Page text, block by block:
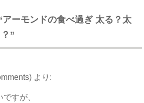
ーモンドの食べ過ぎ 太る？太
”
より:
すが、